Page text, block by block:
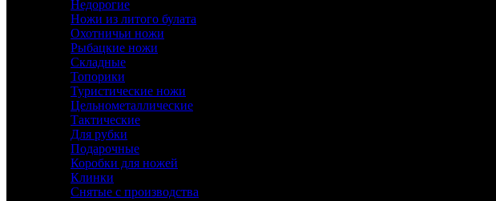
Недорогие
Ножи из литого булата
Охотничьи ножи
Рыбацкие ножи
Складные
Топорики
Туристические ножи
Цельнометаллические
Тактические
Для рубки
Подарочные
Коробки для ножей
Клинки
Снятые с производства